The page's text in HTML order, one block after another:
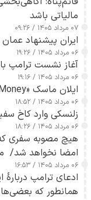
مالیاتی باشد
۰۷ مرداد ۱۴۰۵ / ۰۹:۲۶
ایران پیشنهاد
۰۶ مرداد ۱۴۰۵ / ۱۹:۲۶
آغاز نشست ترامپ
۰۶ مرداد ۱۴۰۵ / ۱۹:۱۶
ایلان ماسک «X Money» را در آمریکا راه‌اندازی کرد
۰۶ مرداد ۱۴۰۵ / ۱۸:۵۲
زلنسکی وارد کاخ
۰۶ مرداد ۱۴۰۵ / ۱۸:۲۶
هیچ مصوبه سفری که
امضا نخواهد شد/
قانون بودجه است+
۰۶ مرداد ۱۴۰۵ / ۱۶:۵۳
ادعای ترامپ دربارهٔ
همانطور که